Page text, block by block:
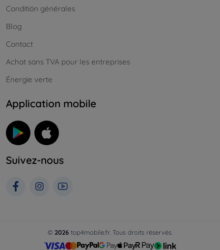
Conditión générales
Blog
Contact
Achat sans TVA pour les entreprises
Énergie verte
Application mobile
Suivez-nous
© 2026 top4mobile.fr. Tous droits réservés.